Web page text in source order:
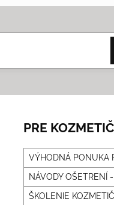
PRE
VÝHODNÁ PONUKA
NÁVODY OŠETRENÍ
ŠKOLENIE